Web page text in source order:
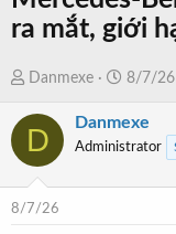
ra mắt, giới
T
r
e
d
Danmexe
N
à
y
8/7/26
D Danmexe
Administrator
8/7/26